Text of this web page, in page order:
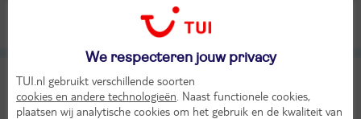
8,8
Heel goed
TUI classificatie Hotel & Appartementen
Duitsland Beieren Beierse Woud Riedlhütte
We respecteren jouw privacy
TUI.nl gebruikt verschillende soorten
cookies en andere technologieën . Naast functionele cookies,
plaatsen wij analytische cookies om het gebruik en de kwaliteit van